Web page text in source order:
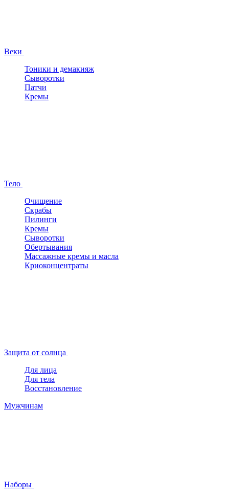
Веки
Тоники и демакияж
Сыворотки
Патчи
Кремы
Тело
Очищение
Скрабы
Пилинги
Кремы
Сыворотки
Обертывания
Массажные кремы и масла
Криоконцентраты
Защита от солнца
Для лица
Для тела
Восстановление
Мужчинам
Наборы